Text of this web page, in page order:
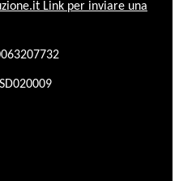
Link per inviare una